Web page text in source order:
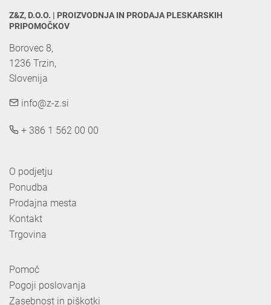
Z&Z, D.O.O. | PROIZVODNJA IN PRODAJA PLESKARSKIH
PRIPOMOČKOV
Borovec 8,
1236 Trzin,
Slovenija
info@z-z.si
+ 386 1 562 00 00
O podjetju
Ponudba
Prodajna mesta
Kontakt
Trgovina
Pomoč
Pogoji poslovanja
Zasebnost in piškotki